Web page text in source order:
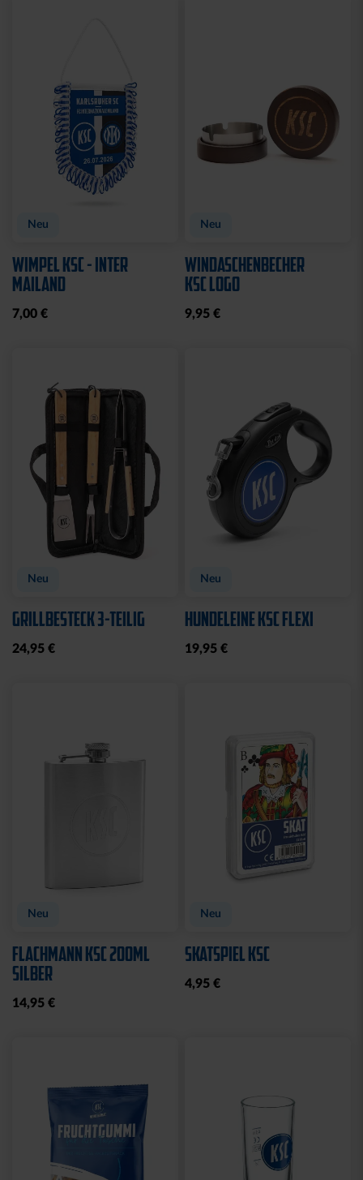
Neu
WIMPEL KSC - INTER
MAILAND
7,00 €
Neu
WINDASCHENBECHER
KSC LOGO
9,95 €
Neu
GRILLBESTECK 3-TEILIG
24,95 €
Neu
HUNDELEINE KSC FLEXI
19,95 €
Neu
FLACHMANN KSC 200ML
SILBER
14,95 €
Neu
SKATSPIEL KSC
4,95 €